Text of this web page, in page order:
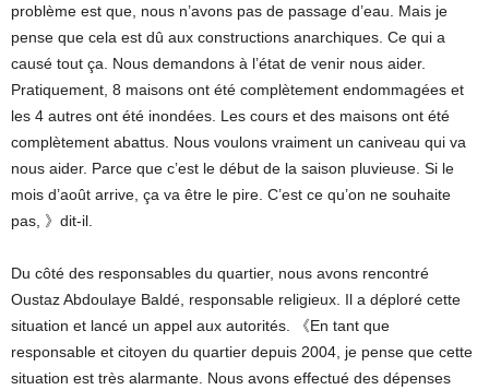
problème est que, nous n’avons pas de passage d’eau. Mais je
pense que cela est dû aux constructions anarchiques. Ce qui a
causé tout ça. Nous demandons à l’état de venir nous aider.
Pratiquement, 8 maisons ont été complètement endommagées et
les 4 autres ont été inondées. Les cours et des maisons ont été
complètement abattus. Nous voulons vraiment un caniveau qui va
nous aider. Parce que c’est le début de la saison pluvieuse. Si le
mois d’août arrive, ça va être le pire. C’est ce qu’on ne souhaite
pas, 》dit-il.
Du côté des responsables du quartier, nous avons rencontré
Oustaz Abdoulaye Baldé, responsable religieux. Il a déploré cette
situation et lancé un appel aux autorités. 《En tant que
responsable et citoyen du quartier depuis 2004, je pense que cette
situation est très alarmante. Nous avons effectué des dépenses